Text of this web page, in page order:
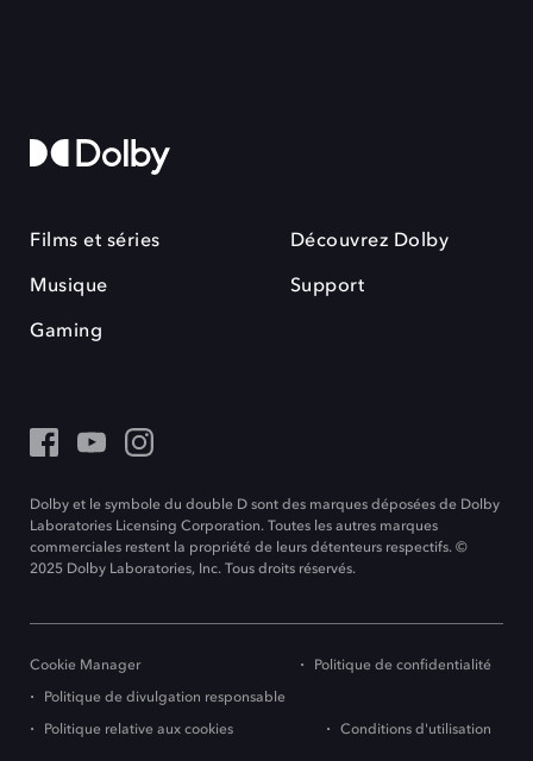
Films et séries
Musique
Gaming
Découvrez Dolby
Support
Dolby et le symbole du double D sont des marques déposées de Dolby
Laboratories Licensing Corporation. Toutes les autres marques
commerciales restent la propriété de leurs détenteurs respectifs. ©
2025 Dolby Laboratories, Inc. Tous droits réservés.
Cookie Manager Politique de confidentialité
Politique de divulgation responsable
Politique relative aux cookies Conditions d'utilisation